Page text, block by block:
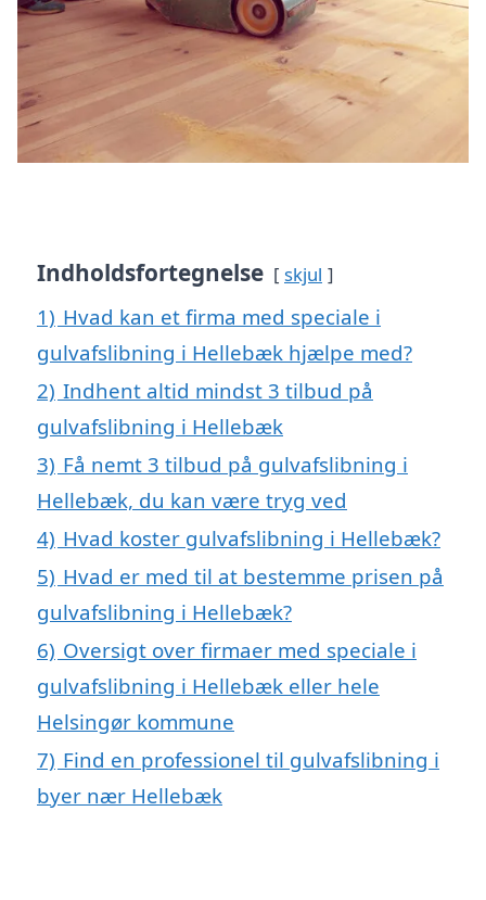
Indholdsfortegnelse skjul
1) Hvad kan et firma med speciale i
gulvafslibning i Hellebæk hjælpe med?
2) Indhent altid mindst 3 tilbud på
gulvafslibning i Hellebæk
3) Få nemt 3 tilbud på gulvafslibning i
Hellebæk, du kan være tryg ved
4) Hvad koster gulvafslibning i Hellebæk?
5) Hvad er med til at bestemme prisen på
gulvafslibning i Hellebæk?
6) Oversigt over firmaer med speciale i
gulvafslibning i Hellebæk eller hele
Helsingør kommune
7) Find en professionel til gulvafslibning i
byer nær Hellebæk